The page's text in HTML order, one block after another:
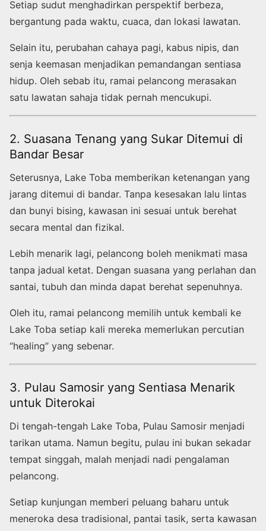
Setiap sudut menghadirkan perspektif berbeza,
bergantung pada waktu, cuaca, dan lokasi lawatan.
Selain itu, perubahan cahaya pagi, kabus nipis, dan
senja keemasan menjadikan pemandangan sentiasa
hidup. Oleh sebab itu, ramai pelancong merasakan
satu lawatan sahaja tidak pernah mencukupi.
2. Suasana Tenang yang Sukar Ditemui di
Bandar Besar
Seterusnya, Lake Toba memberikan ketenangan yang
jarang ditemui di bandar. Tanpa kesesakan lalu lintas
dan bunyi bising, kawasan ini sesuai untuk berehat
secara mental dan fizikal.
Lebih menarik lagi, pelancong boleh menikmati masa
tanpa jadual ketat. Dengan suasana yang perlahan dan
santai, tubuh dan minda dapat berehat sepenuhnya.
Oleh itu, ramai pelancong memilih untuk kembali ke
Lake Toba setiap kali mereka memerlukan percutian
“healing” yang sebenar.
3. Pulau Samosir yang Sentiasa Menarik
untuk Diterokai
Di tengah-tengah Lake Toba, Pulau Samosir menjadi
tarikan utama. Namun begitu, pulau ini bukan sekadar
tempat singgah, malah menjadi nadi pengalaman
pelancong.
Setiap kunjungan memberi peluang baharu untuk
meneroka desa tradisional, pantai tasik, serta kawasan